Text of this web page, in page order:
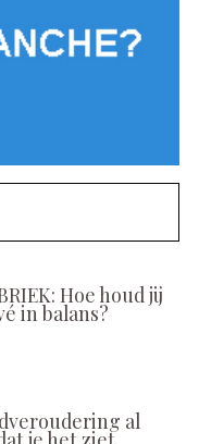
Hoe houd jij
in balans?
al